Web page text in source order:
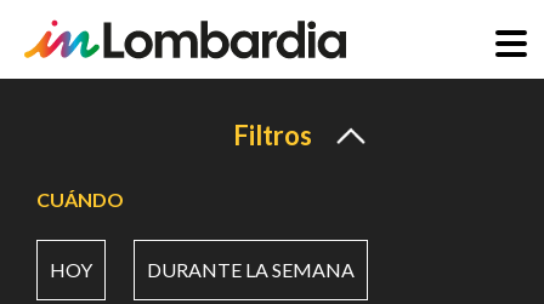
principal
Filtros
CUÁNDO
HOY DURANTE LA SEMANA